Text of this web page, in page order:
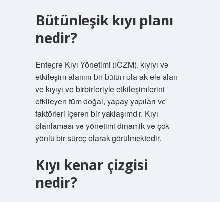
Bütünleşik kıyı planı
nedir?
Entegre Kıyı Yönetimi (ICZM), kıyıyı ve
etkileşim alanını bir bütün olarak ele alan
ve kıyıyı ve birbirleriyle etkileşimlerini
etkileyen tüm doğal, yapay yapıları ve
faktörleri içeren bir yaklaşımdır. Kıyı
planlaması ve yönetimi dinamik ve çok
yönlü bir süreç olarak görülmektedir.
Kıyı kenar çizgisi
nedir?